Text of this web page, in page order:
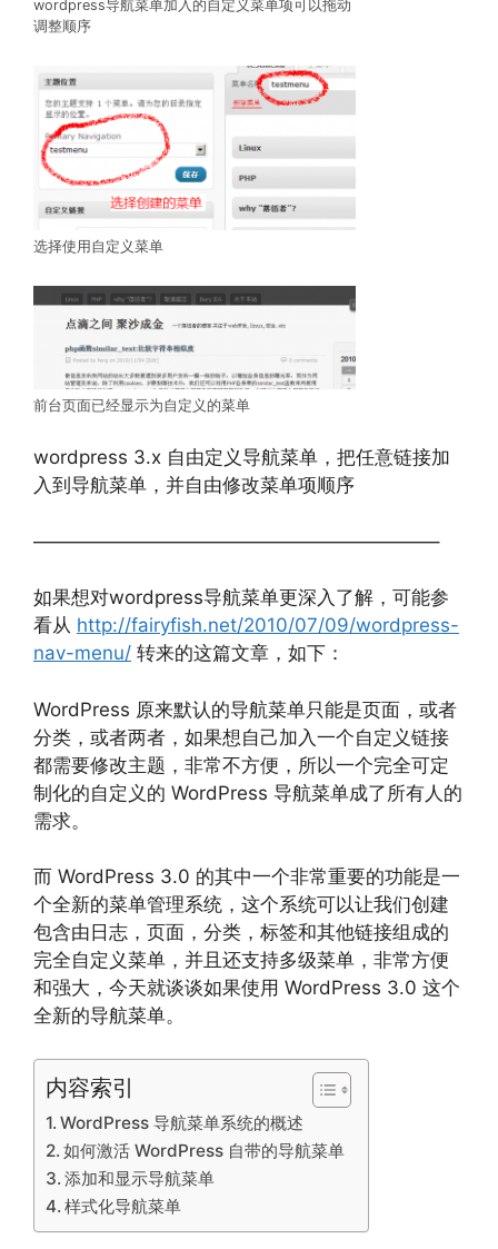
wordpress导航菜单加入的自定义菜单项可以拖动
调整顺序
选择使用自定义菜单
前台页面已经显示为自定义的菜单
wordpress 3.x 自由定义导航菜单，把任意链接加
入到导航菜单，并自由修改菜单项顺序
—————————————————————–
如果想对wordpress导航菜单更深入了解，可能参
看从 http://fairyfish.net/2010/07/09/wordpress-
nav-menu/ 转来的这篇文章，如下：
WordPress 原来默认的导航菜单只能是页面，或者
分类，或者两者，如果想自己加入一个自定义链接
都需要修改主题，非常不方便，所以一个完全可定
制化的自定义的 WordPress 导航菜单成了所有人的
需求。
而 WordPress 3.0 的其中一个非常重要的功能是一
个全新的菜单管理系统，这个系统可以让我们创建
包含由日志，页面，分类，标签和其他链接组成的
完全自定义菜单，并且还支持多级菜单，非常方便
和强大，今天就谈谈如果使用 WordPress 3.0 这个
全新的导航菜单。
内容索引
WordPress 导航菜单系统的概述
如何激活 WordPress 自带的导航菜单
添加和显示导航菜单
样式化导航菜单